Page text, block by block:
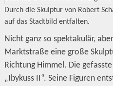
Durch die Skulptur von Robert
auf das Stadtbild entfalten.
Nicht ganz so spektakulär,
Marktstraße eine große
Richtung Himmel. Die
„Ibykuss II“. Seine Figuren